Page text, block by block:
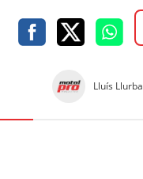
Lluís Llurba